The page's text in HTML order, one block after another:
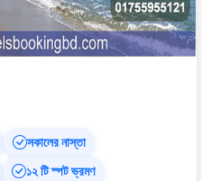
সকালের নাস্তা
১২ টি স্পট ভ্রমণ